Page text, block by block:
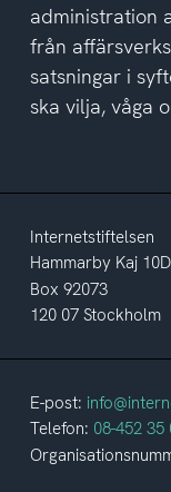
administration
från
satsningar i
ska vilja, våga
Internetstiftelsen
Hammarby Kaj 10D
Box 92073
120 07 Stockholm
E-post:
Telefon: 08-452 35